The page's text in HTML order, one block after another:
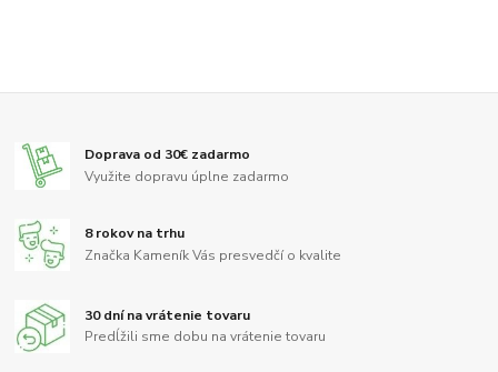
Doprava od 30€ zadarmo
Využite dopravu úplne zadarmo
8 rokov na trhu
Značka Kameník Vás presvedčí o kvalite
30 dní na vrátenie tovaru
Predĺžili sme dobu na vrátenie tovaru